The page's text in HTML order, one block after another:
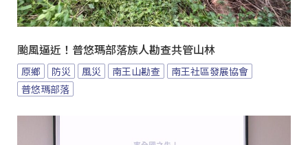
颱風逼近！普悠瑪部落族人勘查共管山林
原鄉 防災 風災 南王山勘查
南王社區發展協會
普悠瑪部落